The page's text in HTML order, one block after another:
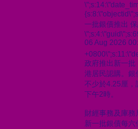
一批銀債推出
06 Aug 2026
政府推出新一批
港居民認購。銀
不少於4.25厘，
下午2時。
財經事務及庫
新一批銀債每